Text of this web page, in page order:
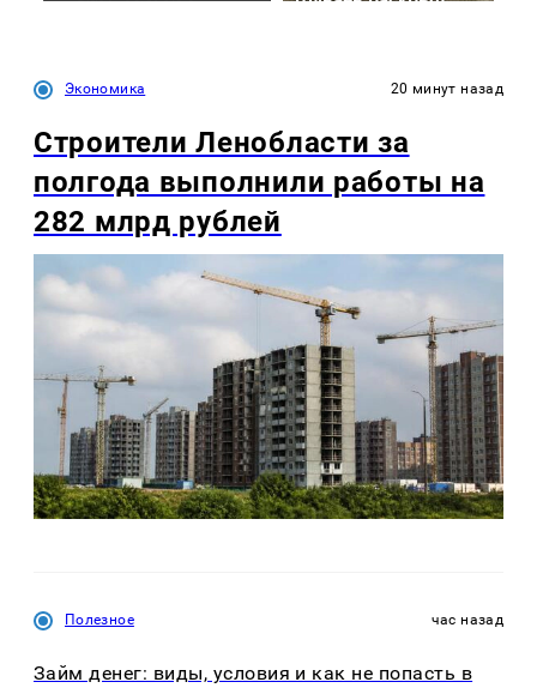
Экономика 20 минут назад
Строители Ленобласти за
полгода выполнили работы на
282 млрд рублей
Полезное час назад
Займ денег: виды, условия и как не попасть в